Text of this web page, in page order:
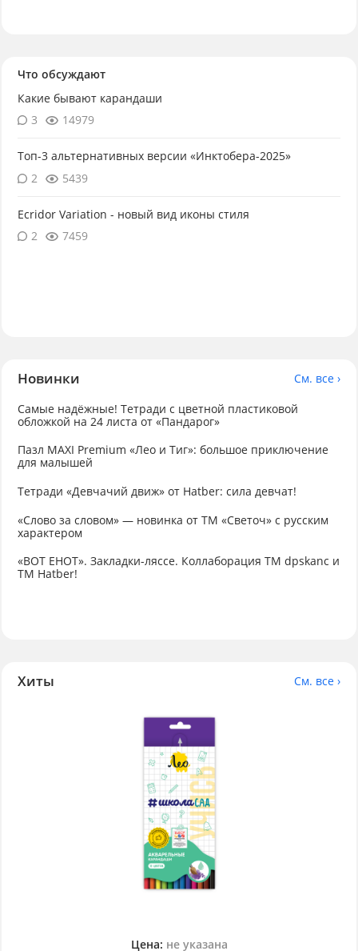
Что обсуждают
Какие бывают карандаши
3
14979
Топ-3 альтернативных версии «Инктобера-2025»
2
5439
Ecridor Variation - новый вид иконы стиля
2
7459
Новинки
См. все ›
Самые надёжные! Тетради с цветной пластиковой
обложкой на 24 листа от «Пандарог»
Пазл MAXI Premium «Лео и Тиг»: большое приключение
для малышей
Тетради «Девчачий движ» от Hatber: сила девчат!
«Слово за словом» — новинка от ТМ «Светоч» с русским
характером
«ВОТ ЕНОТ». Закладки-ляссе. Коллаборация TM dpskanc и
ТМ Hatber!
Хиты См. все ›
Цена: не указана